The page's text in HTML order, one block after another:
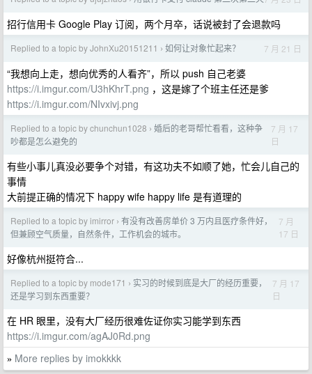
招行信用卡 Google Play 订阅，两个月卒，话说被封了会退款吗
Replied to a topic by JohnXu20151211 › 如何让对象忙起来？ 7 月 21 日
“我想向上走，想向优秀的人看齐”，所以 push 自己老婆
https://i.imgur.com/U3hKhrT.png ，这是嫁了个班主任还是爹
https://i.imgur.com/NIvxivj.png
Replied to a topic by chunchun1028 › 婚后的老哥帮忙看看，这种争
吵都是怎么避免的
7 月 17
日
有些小事儿真没必要争个对错，有这功夫不如顺了她，忙会儿自己的
事情
大前提正确的情况下 happy wife happy life 是有道理的
Replied to a topic by imirror › 有没有改善房单价 3 万内且医疗条件好，
但兼顾空气质量，自然条件，工作机会的城市。
7 月
17 日
好像杭州挺符合...
Replied to a topic by mode171 › 实习的时候到底是大厂的经历重要，
还是学习到东西重要？
7 月 17
日
在 HR 眼里，没有大厂经历很难佐证你实习能学到东西
https://i.imgur.com/agAJ0Rd.png
» More replies by imokkkk